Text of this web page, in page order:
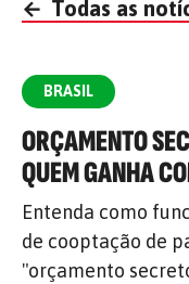
← Todas as
BRASIL
ORÇAMENTO
QUEM GANHA
Entenda como
de cooptação de
"orçamento